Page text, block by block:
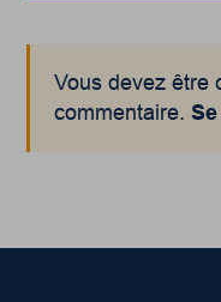
Vous devez être
commentaire.